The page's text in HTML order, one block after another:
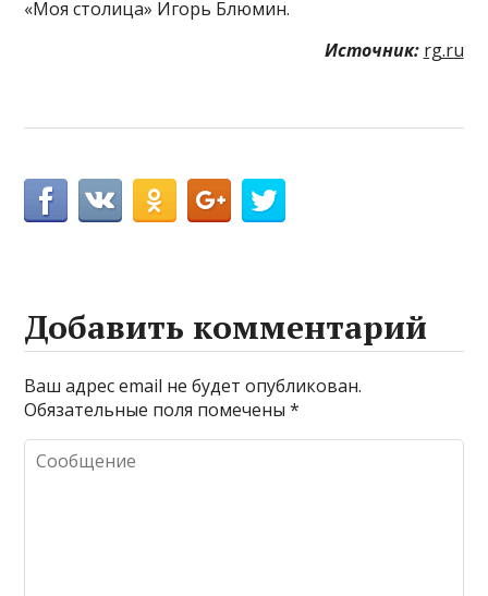
«Моя столица» Игорь Блюмин.
Источник: rg.ru
Добавить комментарий
Ваш адрес email не будет опубликован.
Обязательные поля помечены*